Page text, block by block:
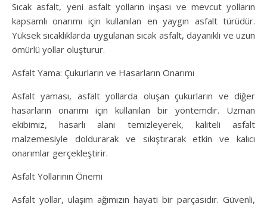
Sıcak asfalt, yeni asfalt yolların inşası ve mevcut yolların
kapsamlı onarımı için kullanılan en yaygın asfalt türüdür.
Yüksek sıcaklıklarda uygulanan sıcak asfalt, dayanıklı ve uzun
ömürlü yollar oluşturur.
Asfalt Yama: Çukurların ve Hasarların Onarımı
Asfalt yaması, asfalt yollarda oluşan çukurların ve diğer
hasarların onarımı için kullanılan bir yöntemdir. Uzman
ekibimiz, hasarlı alanı temizleyerek, kaliteli asfalt
malzemesiyle doldurarak ve sıkıştırarak etkin ve kalıcı
onarımlar gerçekleştirir.
Asfalt Yollarının Önemi
Asfalt yollar, ulaşım ağımızın hayati bir parçasıdır. Güvenli,